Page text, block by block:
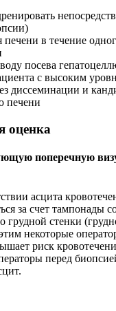
печени в течение
посева
с высоким
диссеминации и
печени
оценка
поперечную
асцита
за счет тампонады
грудной стенки
некоторые
риск
перед